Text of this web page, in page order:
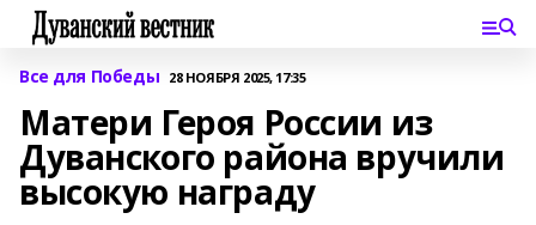
Все для Победы 28 НОЯБРЯ 2025, 17:35
Матери Героя России из
Дуванского района вручили
высокую награду